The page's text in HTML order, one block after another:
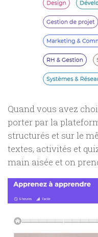
Quand vous avez
porter par la
structurés et sur le
textes, activités et
main aisée et on